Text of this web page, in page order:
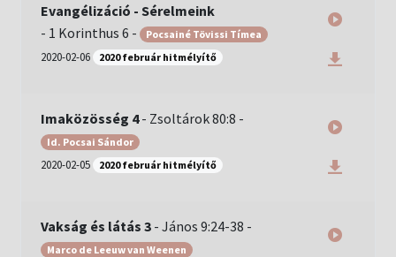
Evangélizáció - Sérelmeink
- 1 Korinthus 6 - Pocsainé Tövissi Tímea
2020-02-06 2020 február hitmélyítő
Imaközösség 4- Zsoltárok 80:8 -
Id. Pocsai Sándor
2020-02-05 2020 február hitmélyítő
Vakság és látás 3 -János 9:24-38 -
Marco de Leeuw van Weenen